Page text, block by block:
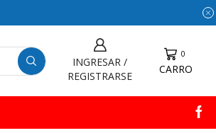
INGRESAR /
REGISTRARSE
0
CARRO